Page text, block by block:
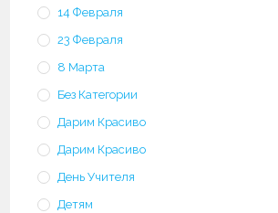
14 Февраля
23 Февраля
8 Марта
Без Категории
Дарим Красиво
Дарим Красиво
День Учителя
Детям